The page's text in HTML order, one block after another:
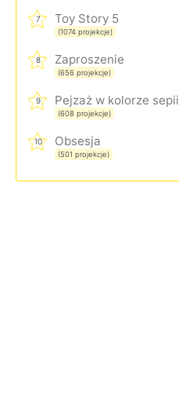
7 Toy Story 5
(1074 projekcje)
8 Zaproszenie
(656 projekcje)
9 Pejzaż w kolorze sepii
(608 projekcje)
10 Obsesja
(501 projekcje)